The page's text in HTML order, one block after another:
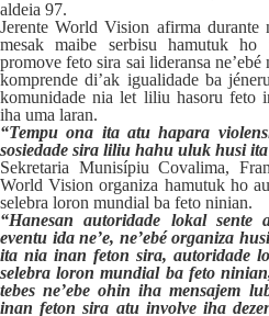
aldeia 97.
Jerente World Vision afirma durante
mesak maibe serbisu hamutuk
promove feto sira sai lideransa
komprende di’ak igualidade ba
komunidade nia let liliu hasoru feto
iha uma laran.
“Tempu ona ita atu hapara
sosiedade sira liliu hahu uluk husi
Sekretaria Munisípiu Covalima,
World Vision organiza hamutuk ho
selebra loron mundial ba feto ninian.
“Hanesan autoridade lokal sente
eventu ida ne’e, ne’ebé organiza
ita nia inan feton sira, autoridade
selebra loron mundial ba feto
tebes ne’ebe ohin iha mensajem
inan feton sira atu involve iha